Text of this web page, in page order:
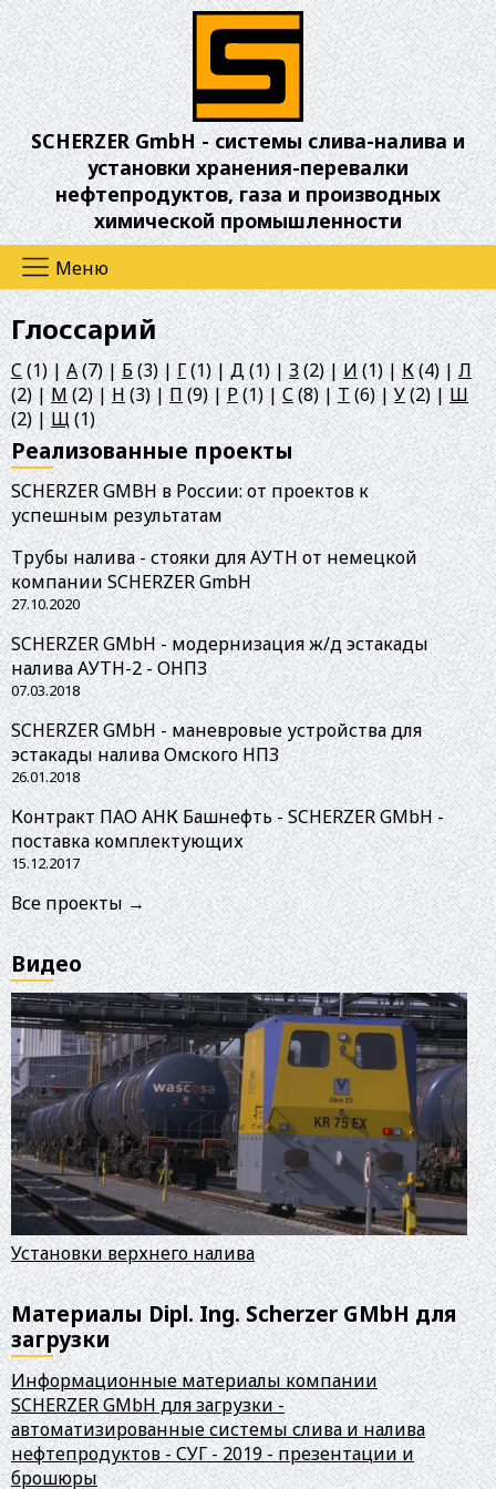
Перейти
к
основному
содержанию
SCHERZER GmbH - системы слива-налива и
установки хранения-перевалки
нефтепродуктов, газа и производных
химической промышленности
Основная
навигация
Глоссарий
C (1)| А(7) |Б(3)| Г(1)|Д(1)| З(2)|И (1)|К(4)| Л
(2) |М (2) |Н(3)|П (9)|Р(1)| С(8) |Т(6)|У(2)|Ш
(2) | Щ(1)
Реализованные проекты
SCHERZER GMBH в России: от проектов к
успешным результатам
Трубы налива - стояки для АУТН от немецкой
компании SCHERZER GmbH
27.10.2020
SCHERZER GMbH - модернизация ж/д эстакады
налива АУТН-2 - ОНПЗ
07.03.2018
SCHERZER GMbH - маневровые устройства для
эстакады налива Омского НПЗ
26.01.2018
Контракт ПАО АНК Башнефть - SCHERZER GMbH -
поставка комплектующих
15.12.2017
Все проекты →
Видео
Установки верхнего налива
Материалы Dipl. Ing. Scherzer GMbH для
загрузки
Информационные материалы компании
SCHERZER GMbH для загрузки -
автоматизированные системы слива и налива
нефтепродуктов - СУГ - 2019 - презентации и
брошюры